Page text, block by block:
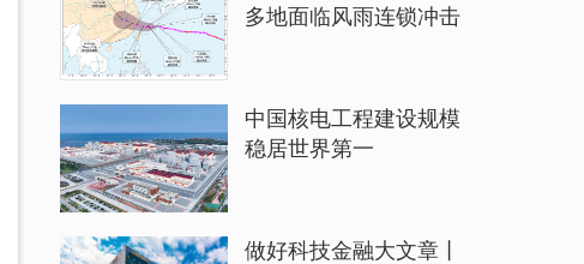
多地面临风雨连锁冲击
中国核电工程建设规模
稳居世界第一
做好科技金融大文章丨